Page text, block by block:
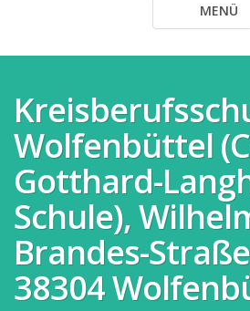
MENÜ
Wolfenbüttel
Gotthard-
Schule),
Brandes-
38304